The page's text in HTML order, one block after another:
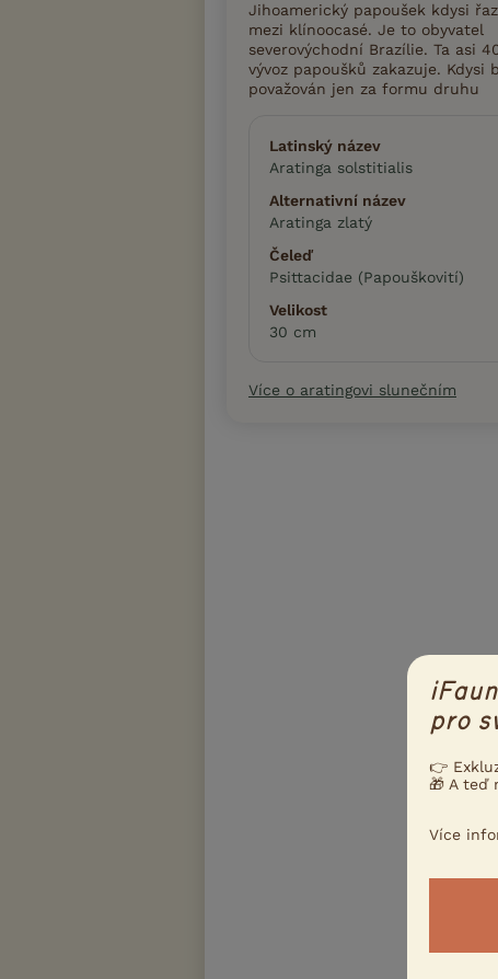
Jihoamerický papoušek kdysi
mezi klínoocasé. Je to obyvatel
severovýchodní Brazílie. Ta asi
vývoz papoušků zakazuje. Kdysi
považován jen za formu druhu
Latinský název
Aratinga solstitialis
Alternativní název
Aratinga zlatý
Čeleď
Psittacidae (Papouškovití)
Velikost
30 cm
Více o aratingovi slunečním
pro
👉
🎁 A teď
Více